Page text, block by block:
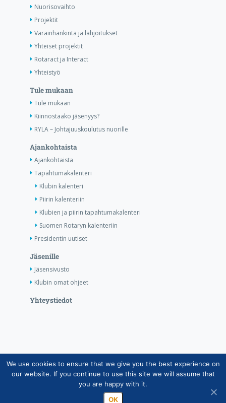
Nuorisovaihto
Projektit
Varainhankinta ja lahjoitukset
Yhteiset projektit
Rotaract ja Interact
Yhteistyö
Tule mukaan
Tule mukaan
Kiinnostaako jäsenyys?
RYLA – Johtajuuskoulutus nuorille
Ajankohtaista
Ajankohtaista
Tapahtumakalenteri
Klubin kalenteri
Piirin kalenteriin
Klubien ja piirin tapahtumakalenteri
Suomen Rotaryn kalenteriin
Presidentin uutiset
Jäsenille
Jäsensivusto
Klubin omat ohjeet
Yhteystiedot
Copyright © Suomen Rotarypalvelu ry 2026 |
Jäsentietojärjestelmän tietosuojaseloste| Henkilötietojen
käsittely Rotarytoiminnassa
We use cookies to ensure that we give you the best experience on
our website. If you continue to use this site we will assume that
you are happy with it.
OK